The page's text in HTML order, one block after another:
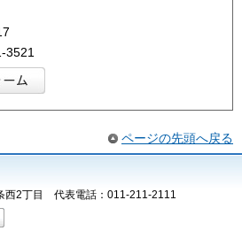
3521
ページの先頭へ戻る
西2丁目 代表電話：011-211-2111